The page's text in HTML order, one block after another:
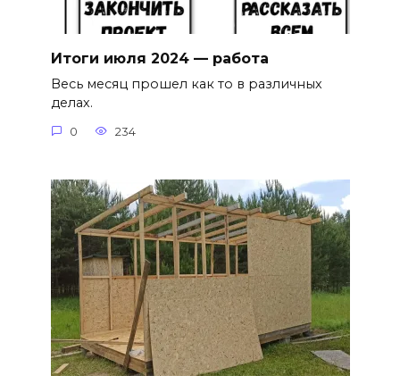
Итоги июля 2024 — работа
Весь месяц прошел как то в различных
делах.
0 234